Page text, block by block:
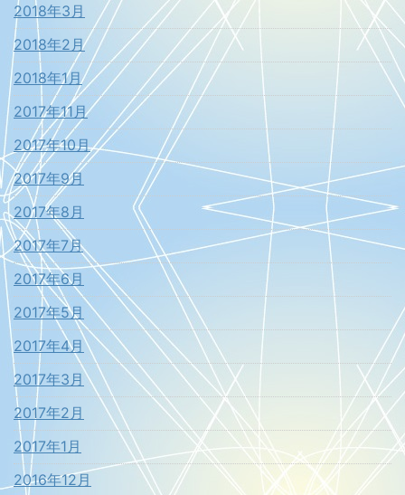
2018年3月
2018年2月
2018年1月
2017年11月
2017年10月
2017年9月
2017年8月
2017年7月
2017年6月
2017年5月
2017年4月
2017年3月
2017年2月
2017年1月
2016年12月